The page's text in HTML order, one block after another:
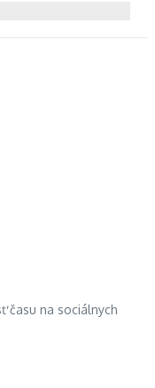
času na sociálnych